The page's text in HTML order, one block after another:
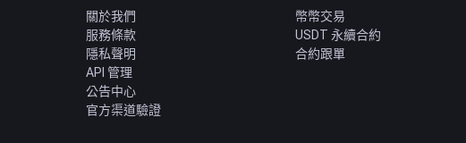
關於我們
服務條款
隱私聲明
API 管理
公告中心
官方渠道驗證
幣幣交易
USDT 永續合約
合約跟單